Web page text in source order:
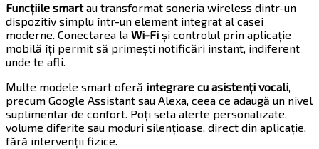
Funcțiile smartau transformat soneria wireless dintr-un
dispozitiv simplu într-un element integrat al casei
moderne. Conectarea la Wi-Fi și controlul prin aplicație
mobilă îți permit să primești notificări instant, indiferent
unde te afli.
Multe modele smart oferă integrare cu asistenți vocali,
precum Google Assistant sau Alexa, ceea ce adaugă un nivel
suplimentar de confort. Poți seta alerte personalizate,
volume diferite sau moduri silențioase, direct din aplicație,
fără intervenții fizice.